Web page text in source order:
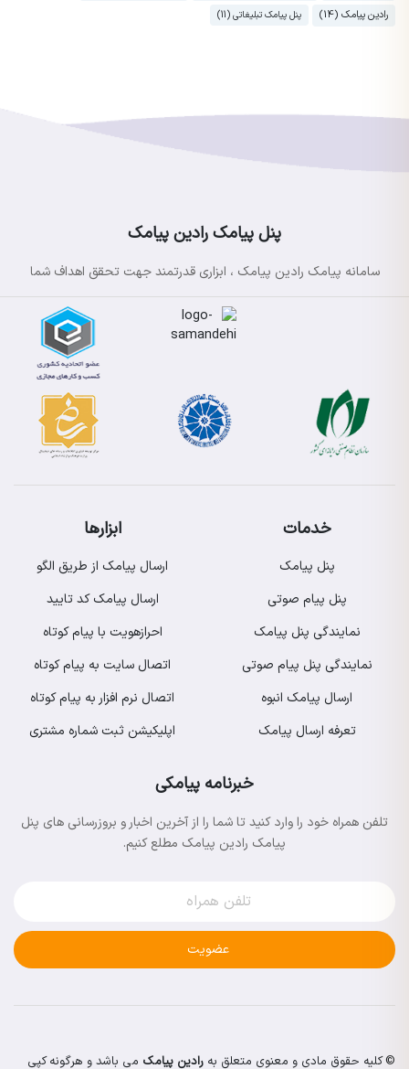
رادین پیامک (14)
پنل پیامک تبلیغاتی (11)
پنل پیامک رادین پیامک
سامانه پیامک رادین پیامک ، ابزاری قدرتمند جهت تحقق اهداف شما
خدمات
پنل پیامک
پنل پیام صوتی
نمایندگی پنل پیامک
نمایندگی پنل پیام صوتی
ارسال پیامک انبوه
تعرفه ارسال پیامک
ابزارها
ارسال پیامک از طریق الگو
ارسال پیامک کد تایید
احرازهویت با پیام کوتاه
اتصال سایت به پیام کوتاه
اتصال نرم افزار به پیام کوتاه
اپلیکیشن ثبت شماره مشتری
خبرنامه پیامکی
تلفن همراه خود را وارد کنید تا شما را از آخرین اخبار و بروزرسانی های پنل
پیامک رادین پیامک مطلع کنیم.
عضویت
© کلیه حقوق مادی و معنوی متعلق به رادین پیامک می باشد و هرگونه کپی